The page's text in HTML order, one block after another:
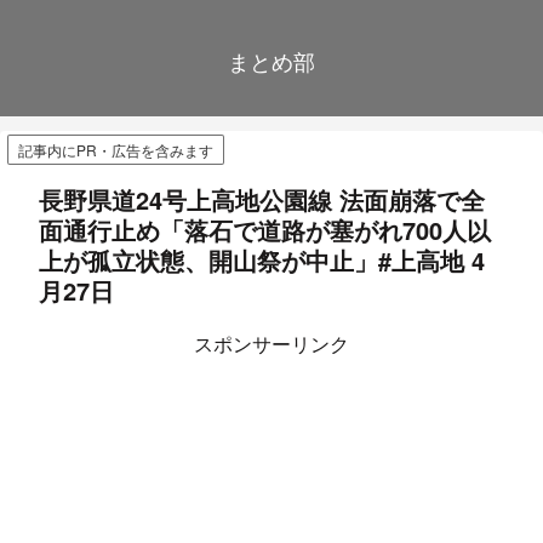
まとめ部
記事内にPR・広告を含みます
長野県道24号上高地公園線 法面崩落で全
面通行止め「落石で道路が塞がれ700人以
上が孤立状態、開山祭が中止」#上高地 4
月27日
スポンサーリンク